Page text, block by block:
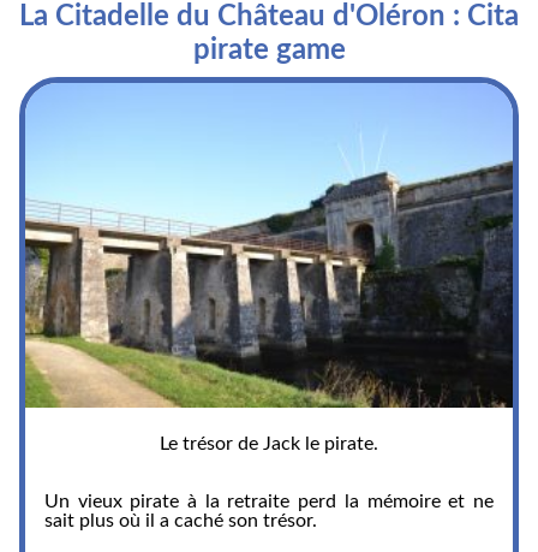
La Citadelle du Château d'Oléron : Cita
pirate game
Le trésor de Jack le pirate.
Un vieux pirate à la retraite perd la mémoire et ne
sait plus où il a caché son trésor.